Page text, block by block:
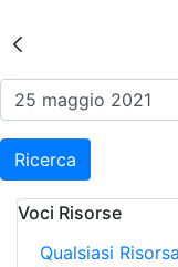
Risultati
Ricerca
Voci Risorse
Qualsiasi Risorsa